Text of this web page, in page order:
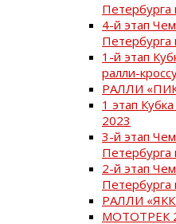
Петербурга
4-й этап
Петербурга
1-й этап
ралли-
РАЛЛИ
1 этап
2023
3-й этап
Петербурга
2-й этап
Петербурга
РАЛЛИ
МОТОТРЕК